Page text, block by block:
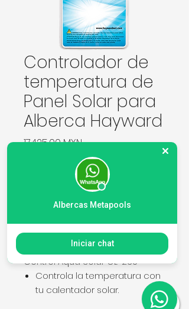
Controlador de
temperatura de
Panel Solar para
Alberca Hayward
17.425,00 MXNPrecio
Agregar al carrito
Control Aqua Solar GL-235
Controla la temperatura con
tu calentador solar.
Diseñado para un uso fácil y
Albercas Metapools
Iniciar chat